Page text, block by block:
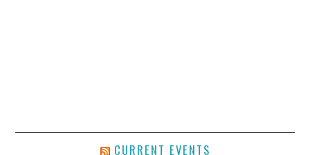
CURRENT EVENTS